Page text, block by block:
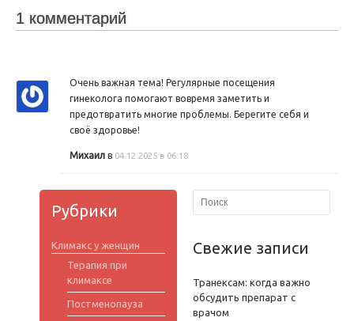
1 комментарий
Очень важная тема! Регулярные посещения
гинеколога помогают вовремя заметить и
предотвратить многие проблемы. Берегите себя и
своё здоровье!
Михаил в 04.12.2025 в 06:18
Рубрики
Климакс у женщин
Терапия при
климаксе
Постменопауза
Свежие записи
Транексам: когда важно
обсудить препарат с
врачом